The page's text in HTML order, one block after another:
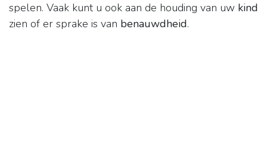
spelen. Vaak kunt u ook aan de houding van uw kind
zien of er sprake is van benauwdheid.